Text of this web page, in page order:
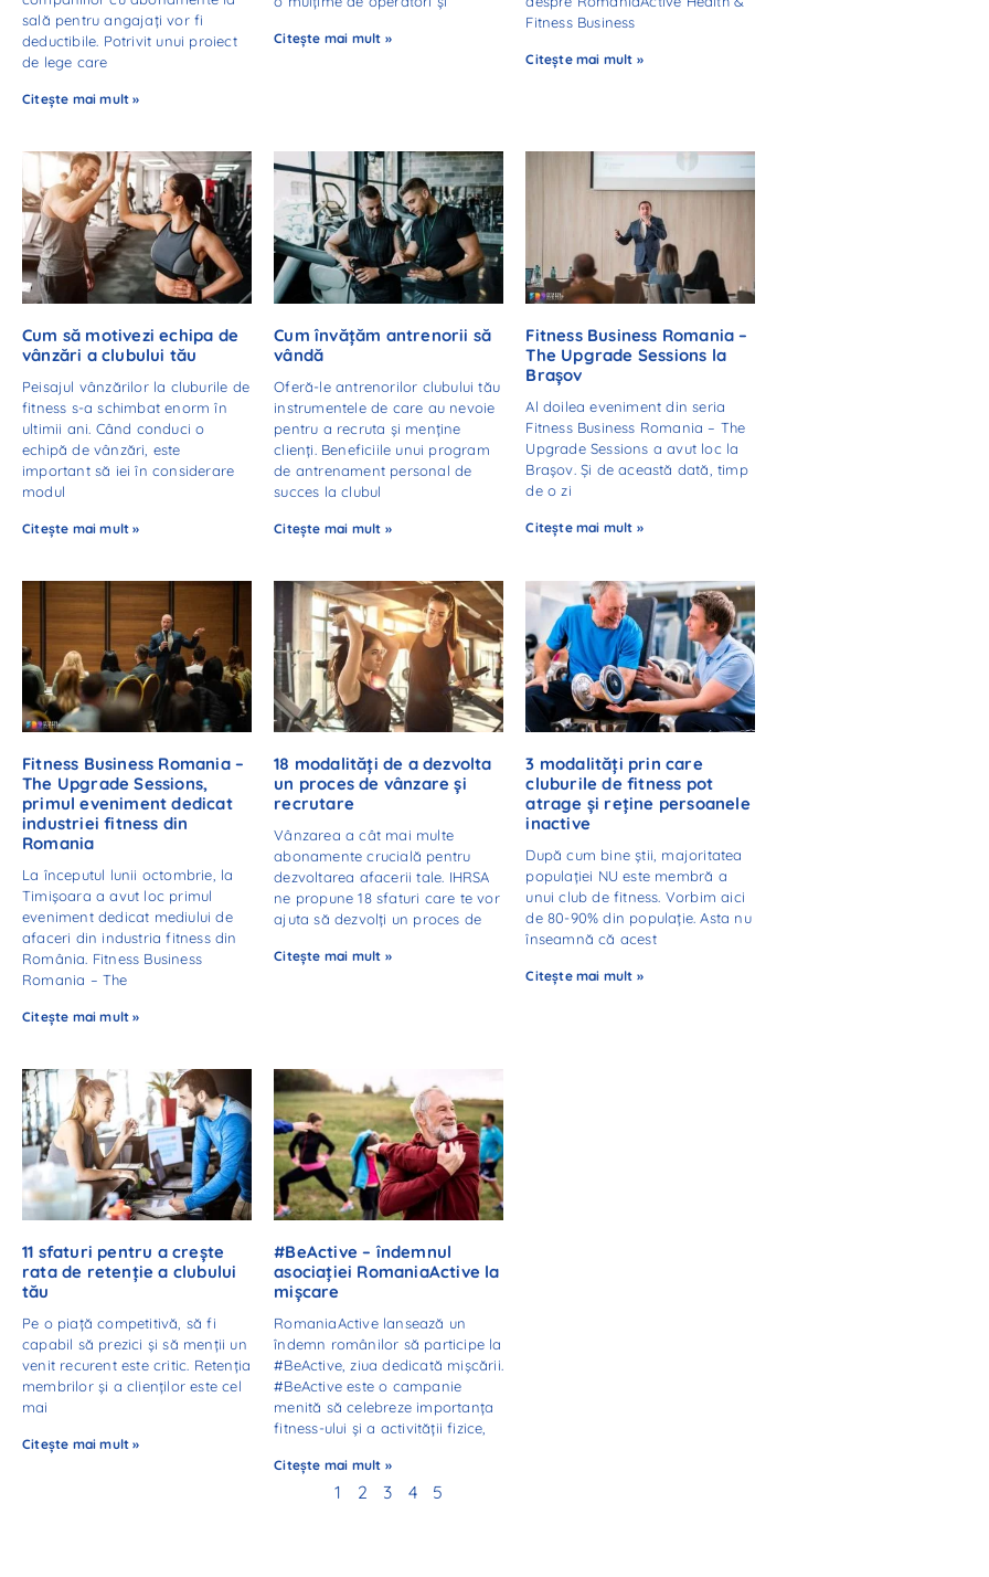
sală pentru angajați vor fi
deductibile. Potrivit unui proiect
de lege care
Citește mai mult »
Citește mai mult »
Fitness Business
Citește mai mult »
Cum să motivezi echipa de
vânzări a clubului tău
Peisajul vânzărilor la cluburile de
fitness s-a schimbat enorm în
ultimii ani. Când conduci o
echipă de vânzări, este
important să iei în considerare
modul
Citește mai mult »
Cum învățăm antrenorii să
vândă
Oferă-le antrenorilor clubului tău
instrumentele de care au nevoie
pentru a recruta și menține
clienți. Beneficiile unui program
de antrenament personal de
succes la clubul
Citește mai mult »
Fitness Business Romania –
The Upgrade Sessions la
Brașov
Al doilea eveniment din seria
Fitness Business Romania – The
Upgrade Sessions a avut loc la
Brașov. Și de această dată, timp
de o zi
Citește mai mult »
Fitness Business Romania –
The Upgrade Sessions,
primul eveniment dedicat
industriei fitness din
Romania
La începutul lunii octombrie, la
Timișoara a avut loc primul
eveniment dedicat mediului de
afaceri din industria fitness din
România. Fitness Business
Romania – The
Citește mai mult »
18 modalități de a dezvolta
un proces de vânzare și
recrutare
Vânzarea a cât mai multe
abonamente crucială pentru
dezvoltarea afacerii tale. IHRSA
ne propune 18 sfaturi care te vor
ajuta să dezvolți un proces de
Citește mai mult »
3 modalități prin care
cluburile de fitness pot
atrage și reține persoanele
inactive
După cum bine știi, majoritatea
populației NU este membră a
unui club de fitness. Vorbim aici
de 80-90% din populație. Asta nu
înseamnă că acest
Citește mai mult »
11 sfaturi pentru a crește
rata de retenție a clubului
tău
Pe o piață competitivă, să fi
capabil să prezici și să menții un
venit recurent este critic. Retenția
membrilor și a clienților este cel
mai
Citește mai mult »
#BeActive – îndemnul
asociației RomaniaActive la
mișcare
RomaniaActive lansează un
îndemn românilor să participe la
#BeActive, ziua dedicată mișcării.
#BeActive este o campanie
menită să celebreze importanța
fitness-ului și a activității fizice,
Citește mai mult »
1 2 3 4 5